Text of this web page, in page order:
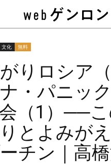
文化 無料
りロシア（
・パニッ
（1）──
とよみが
チン｜高